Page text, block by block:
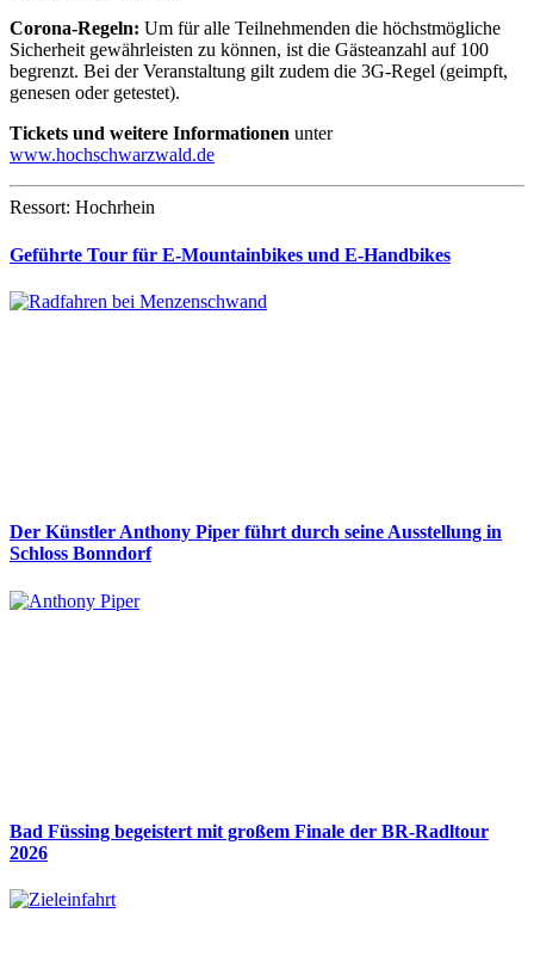
Corona-Regeln: Um für alle Teilnehmenden die höchstmögliche
Sicherheit gewährleisten zu können, ist die Gästeanzahl auf 100
begrenzt. Bei der Veranstaltung gilt zudem die 3G-Regel (geimpft,
genesen oder getestet).
Tickets und weitere Informationen unter
www.hochschwarzwald.de
Ressort: Hochrhein
Geführte Tour für E-Mountainbikes und E-Handbikes
Der Künstler Anthony Piper führt durch seine Ausstellung in
Schloss Bonndorf
Bad Füssing begeistert mit großem Finale der BR-Radltour
2026